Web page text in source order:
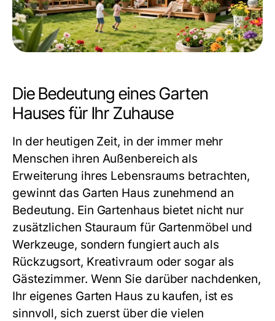
Die Bedeutung eines Garten
Hauses für Ihr Zuhause
In der heutigen Zeit, in der immer mehr
Menschen ihren Außenbereich als
Erweiterung ihres Lebensraums betrachten,
gewinnt das Garten Haus zunehmend an
Bedeutung. Ein Gartenhaus bietet nicht nur
zusätzlichen Stauraum für Gartenmöbel und
Werkzeuge, sondern fungiert auch als
Rückzugsort, Kreativraum oder sogar als
Gästezimmer. Wenn Sie darüber nachdenken,
Ihr eigenes Garten Haus zu kaufen, ist es
sinnvoll, sich zuerst über die vielen